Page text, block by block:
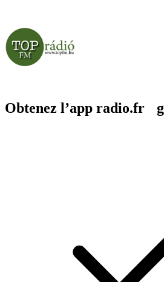
Obtenez l’app radio.fr